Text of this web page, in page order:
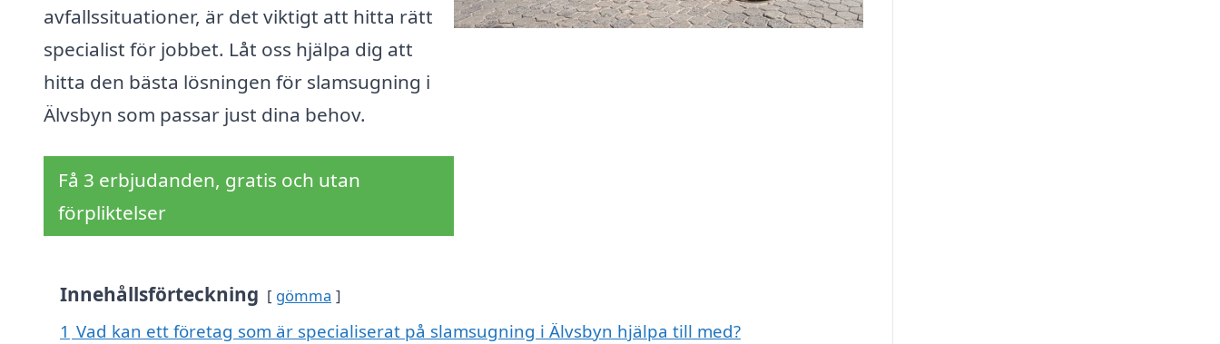
avfallssituationer, är det viktigt att hitta rätt
specialist för jobbet. Låt oss hjälpa dig att
hitta den bästa lösningen för slamsugning i
Älvsbyn som passar just dina behov.
Få 3 erbjudanden, gratis och utan
förpliktelser
Innehållsförteckning gömma
1 Vad kan ett företag som är specialiserat på slamsugning i Älvsbyn hjälpa till med?